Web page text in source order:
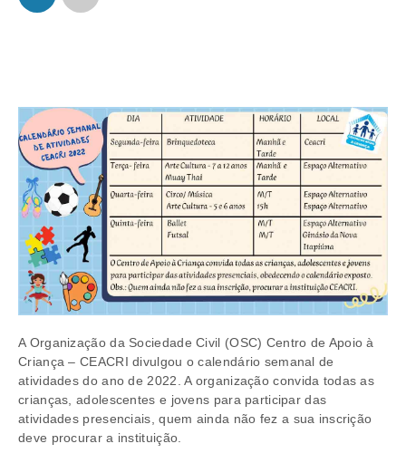
A Organização da Sociedade Civil (OSC) Centro de Apoio à
Criança – CEACRI divulgou o calendário semanal de
atividades do ano de 2022. A organização convida todas as
crianças, adolescentes e jovens para participar das
atividades presenciais, quem ainda não fez a sua inscrição
deve procurar a instituição.